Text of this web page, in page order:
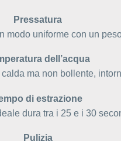
Pressatura
modo uniforme con un
dell’acqua
calda ma non bollente,
di estrazione
dura tra i 25 e i 30
Pulizia